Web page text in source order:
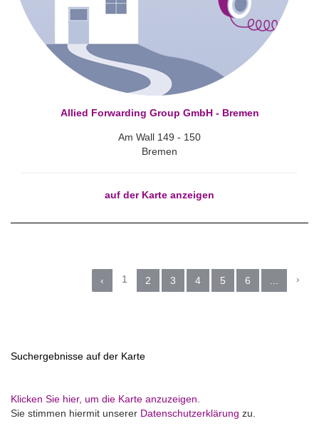
Allied Forwarding Group GmbH - Bremen
Am Wall 149 - 150
Bremen
auf der Karte anzeigen
‹ 1 2 3 4 5 6 ›
Suchergebnisse auf der Karte
Klicken Sie hier, um die Karte anzuzeigen.
Sie stimmen hiermit unserer Datenschutzerklärung zu.